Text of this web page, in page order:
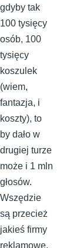
gdyby tak
100 tysięcy
osób, 100
tysięcy
koszulek
(wiem,
fantazja, i
koszty), to
by dało w
drugiej turze
może i 1 mln
głosów.
Wszędzie
są przecież
jakieś firmy
reklamowe.